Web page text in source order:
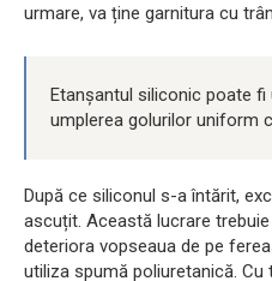
urmare, va ține garnitura cu
Etanșantul siliconic poate
umplerea golurilor uniform
După ce siliconul s-a întărit,
ascuțit. Această lucrare
deteriora vopseaua de pe
utiliza spumă poliuretanică.